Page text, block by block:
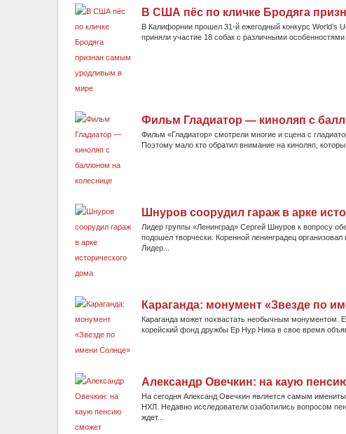
В США пёс по кличке Бродяга
В Калифорнии прошел 31-й ежегодный конкурс World’s
приняли участие 18 собак с различными особенностями
Фильм Гладиатор — киноляп с
Фильм «Гладиатор» смотрели многие и сцена с
Поэтому мало кто обратил внимание на киноляп,
Шнуров соорудил гараж в арке
Лидер группы «Ленинград» Сергей Шнуров к вопросу
подошел творчески. Коренной ленинградец
Лидер...
Караганда: монумент «Звезде по
Караганда может похвастать необычным монументом.
корейский фонд дружбы Ер Нур Ника в свое время
Александр Овечкин: на каую
На сегодня Александ Овечкин является самым
НХЛ. Недавно исследователи озаботились вопросом
ждет...